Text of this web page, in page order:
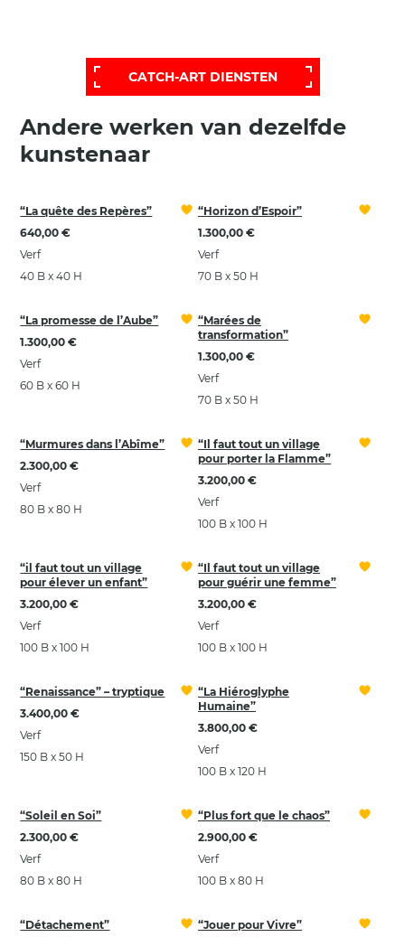
CATCH-ART DIENSTEN
Andere werken van dezelfde
kunstenaar
“La quête des Repères”
640,00 €
Verf
40 B x 40 H
“Horizon d’Espoir”
1.300,00 €
Verf
70 B x 50 H
“La promesse de l’Aube”
1.300,00 €
Verf
60 B x 60 H
“Marées de
transformation”
1.300,00 €
Verf
70 B x 50 H
“Murmures dans l’Abîme”
2.300,00 €
Verf
80 B x 80 H
“Il faut tout un village
pour porter la Flamme”
3.200,00 €
Verf
100 B x 100 H
“il faut tout un village
pour élever un enfant”
3.200,00 €
Verf
100 B x 100 H
“Il faut tout un village
pour guérir une femme”
3.200,00 €
Verf
100 B x 100 H
“Renaissance” – tryptique
3.400,00 €
Verf
150 B x 50 H
“La Hiéroglyphe
Humaine”
3.800,00 €
Verf
100 B x 120 H
“Soleil en Soi”
2.300,00 €
Verf
80 B x 80 H
“Plus fort que le chaos”
2.900,00 €
Verf
100 B x 80 H
“Détachement”
“Jouer pour Vivre”